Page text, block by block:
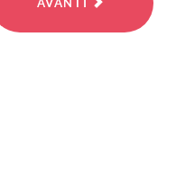
AVANTI